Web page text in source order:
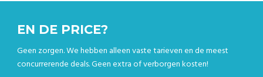
EN DE PRICE?
Geen zorgen. We hebben alleen vaste tarieven en de meest
concurrerende deals. Geen extra of verborgen kosten!